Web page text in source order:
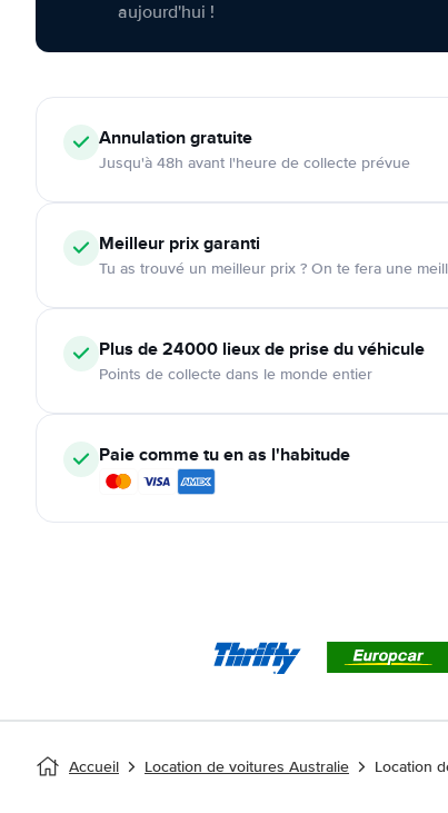
aujourd'hui !
Annulationgratuite
Jusqu'à 48h avant l'heure de collecte prévue
Meilleur prix garanti
Tu as trouvé un meilleur prix ? On te fera une
Plus de 24000 lieux de prise du véhicule
Points de collecte dans le monde entier
Paie comme tu en as l'habitude
Accueil Location de voitures Australie Location